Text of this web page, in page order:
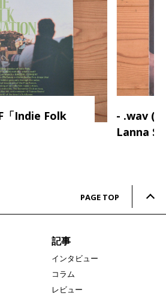
「Indie Folk
- .wav
Lanna
PAGE TOP
記事
インタビュー
コラム
レビュー